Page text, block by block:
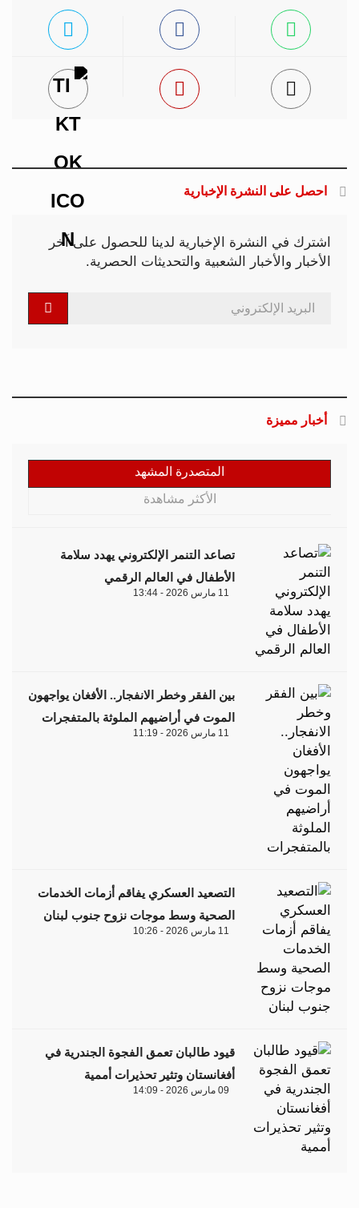
احصل على النشرة الإخبارية
اشترك في النشرة الإخبارية لدينا للحصول على آخر
الأخبار والأخبار الشعبية والتحديثات الحصرية.
أخبار مميزة
المتصدرة المشهد
الأكثر مشاهدة
تصاعد التنمر الإلكتروني يهدد سلامة
الأطفال في العالم الرقمي
11 مارس 2026 - 13:44
بين الفقر وخطر الانفجار.. الأفغان يواجهون
الموت في أراضيهم الملوثة بالمتفجرات
11 مارس 2026 - 11:19
التصعيد العسكري يفاقم أزمات الخدمات
الصحية وسط موجات نزوح جنوب لبنان
11 مارس 2026 - 10:26
قيود طالبان تعمق الفجوة الجندرية في
أفغانستان وتثير تحذيرات أممية
09 مارس 2026 - 14:09